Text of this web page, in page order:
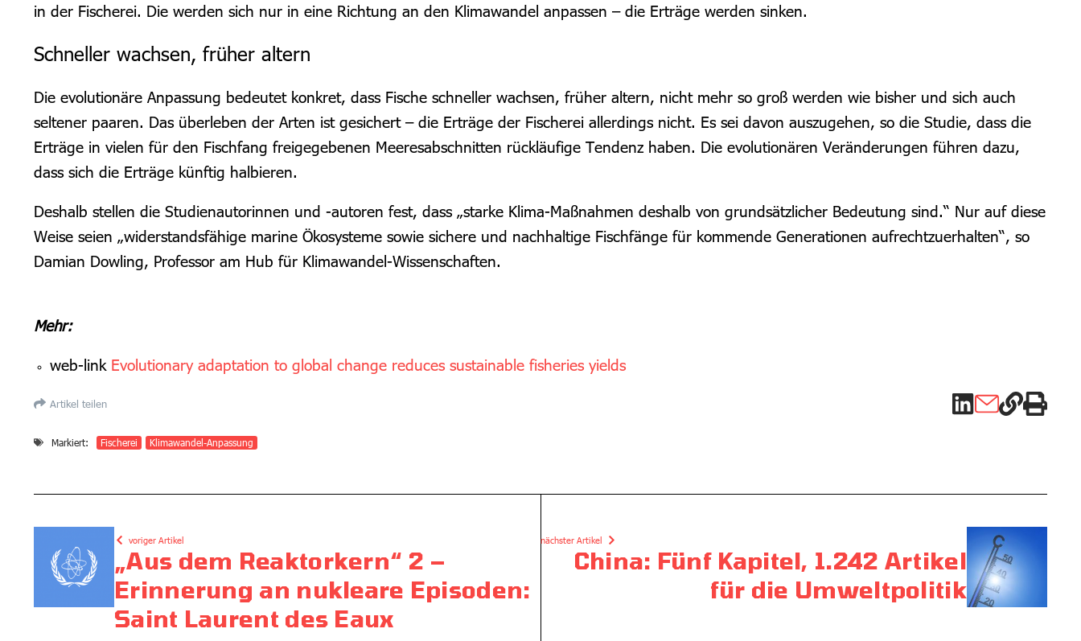
in der Fischerei. Die werden sich nur in eine Richtung an den Klimawandel anpassen – die Erträge werden sinken.
Schneller wachsen, früher altern
Die evolutionäre Anpassung bedeutet konkret, dass Fische schneller wachsen, früher altern, nicht mehr so groß werden wie bisher und sich auch
seltener paaren. Das überleben der Arten ist gesichert – die Erträge der Fischerei allerdings nicht. Es sei davon auszugehen, so die Studie, dass die
Erträge in vielen für den Fischfang freigegebenen Meeresabschnitten rückläufige Tendenz haben. Die evolutionären Veränderungen führen dazu,
dass sich die Erträge künftig halbieren.
Deshalb stellen die Studienautorinnen und -autoren fest, dass „starke Klima-Maßnahmen deshalb von grundsätzlicher Bedeutung sind.“ Nur auf diese
Weise seien „widerstandsfähige marine Ökosysteme sowie sichere und nachhaltige Fischfänge für kommende Generationen aufrechtzuerhalten“, so
Damian Dowling, Professor am Hub für Klimawandel-Wissenschaften.
Mehr:
web-link Evolutionary adaptation to global change reduces sustainable fisheries yields
Artikel teilen
Markiert: Fischerei Klimawandel-Anpassung
voriger Artikel
„Aus dem Reaktorkern“ 2 –
Erinnerung an nukleare Episoden:
Saint Laurent des Eaux
nächster Artikel
China: Fünf Kapitel, 1.242 Artikel
für die Umweltpolitik